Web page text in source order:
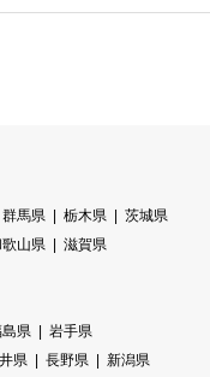
群馬県 栃木県
茨城県
山県
滋賀県
県
岩手県
県 長野県
新潟県